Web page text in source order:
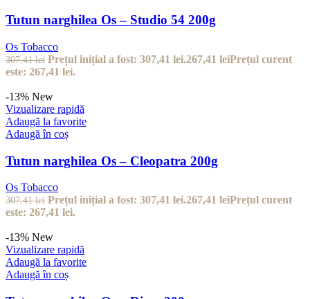
Tutun narghilea Os – Studio 54 200g
Os Tobacco
307,41lei Prețul inițial a fost: 307,41 lei.267,41 leiPrețul curent
este: 267,41 lei.
-13% New
Vizualizare rapidă
Adaugă la favorite
Adaugă în coș
Tutun narghilea Os – Cleopatra 200g
Os Tobacco
307,41lei Prețul inițial a fost: 307,41 lei.267,41 leiPrețul curent
este: 267,41 lei.
-13% New
Vizualizare rapidă
Adaugă la favorite
Adaugă în coș